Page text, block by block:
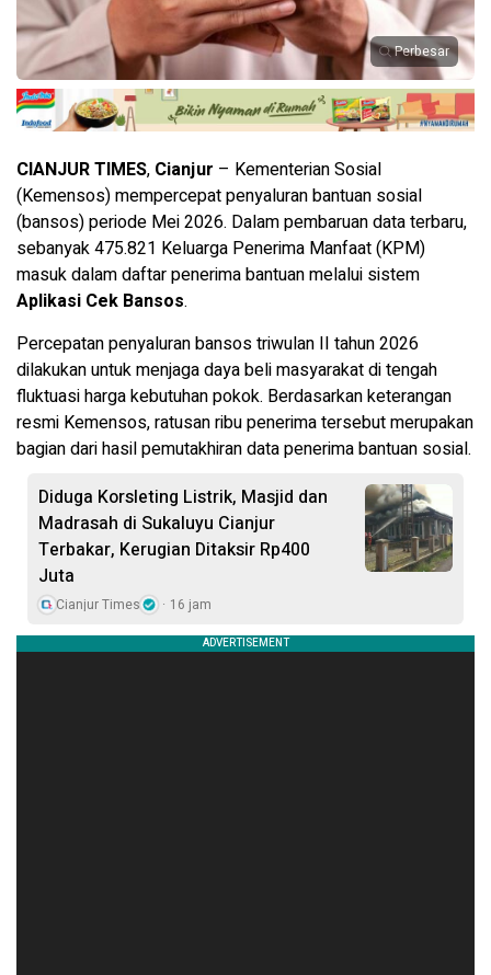
Perbesar
CIANJUR TIMES, Cianjur – Kementerian Sosial
(Kemensos) mempercepat penyaluran bantuan sosial
(bansos) periode Mei 2026. Dalam pembaruan data terbaru,
sebanyak 475.821 Keluarga Penerima Manfaat (KPM)
masuk dalam daftar penerima bantuan melalui sistem
Aplikasi Cek Bansos.
Percepatan penyaluran bansos triwulan II tahun 2026
dilakukan untuk menjaga daya beli masyarakat di tengah
fluktuasi harga kebutuhan pokok. Berdasarkan keterangan
resmi Kemensos, ratusan ribu penerima tersebut merupakan
bagian dari hasil pemutakhiran data penerima bantuan sosial.
Diduga Korsleting Listrik, Masjid dan
Madrasah di Sukaluyu Cianjur
Terbakar, Kerugian Ditaksir Rp400
Juta
Cianjur Times 16 jam